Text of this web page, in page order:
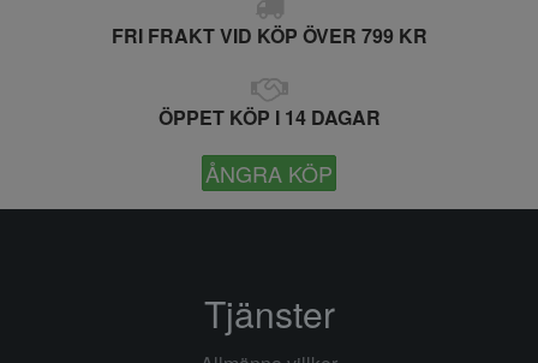
FRI FRAKT VID KÖP ÖVER 799 KR
ÖPPET KÖP I 14 DAGAR
ÅNGRA KÖP
Tjänster